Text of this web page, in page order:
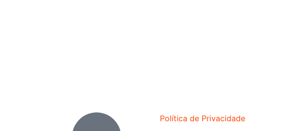
Política de Privacidade